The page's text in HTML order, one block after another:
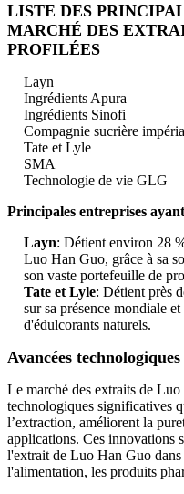
LISTE DES
MARCHÉ DES
PROFILÉES
Layn
Ingrédients Apura
Ingrédients Sinofi
Compagnie sucrière
Tate et Lyle
SMA
Technologie de vie GLG
Principales entreprises
Layn: Détient environ 28
Luo Han Guo, grâce à sa
son vaste portefeuille de
Tate et Lyle: Détient près
sur sa présence mondiale
d'édulcorants naturels.
Avancées technologiques
Le marché des extraits de
technologiques significatives
l’extraction, améliorent la
applications. Ces innovations
l'extrait de Luo Han Guo dans
l'alimentation, les produits